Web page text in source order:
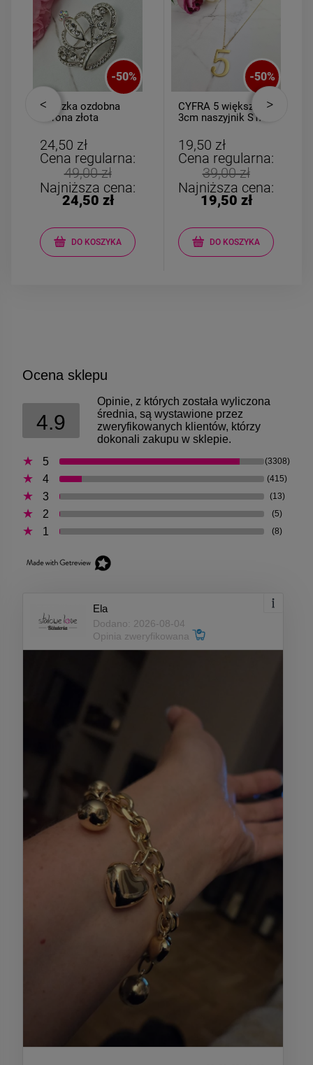
-50%
Broszka ozdobna
korona złota
24,50 zł
Cena regularna:
49,00 zł
Najniższa cena:
24,50 zł
DO KOSZYKA
-50%
CYFRA 5 większa
3cm naszyjnik STAL
19,50 zł
Cena regularna:
39,00 zł
Najniższa cena:
19,50 zł
DO KOSZYKA
Ocena sklepu
4.9
Opinie, z których została wyliczona
średnia, są wystawione przez
zweryfikowanych klientów, którzy
dokonali zakupu w sklepie.
5
(3308)
4 (415)
3 (13)
2 (5)
1 (8)
Ela
Dodano: 2026-08-04
Opinia zweryfikowana